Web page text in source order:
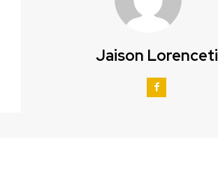
Jaison Lorenceti